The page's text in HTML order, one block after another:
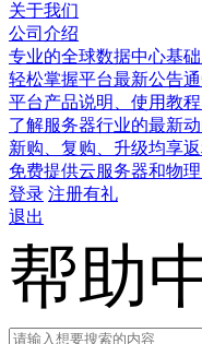
关于我们
公司介绍
专业的全球数据中心基
轻松掌握平台最新公告
平台产品说明、使用教
了解服务器行业的最新
新购、复购、升级均享
免费提供云服务器和物
登录 注册有礼
退出
帮助